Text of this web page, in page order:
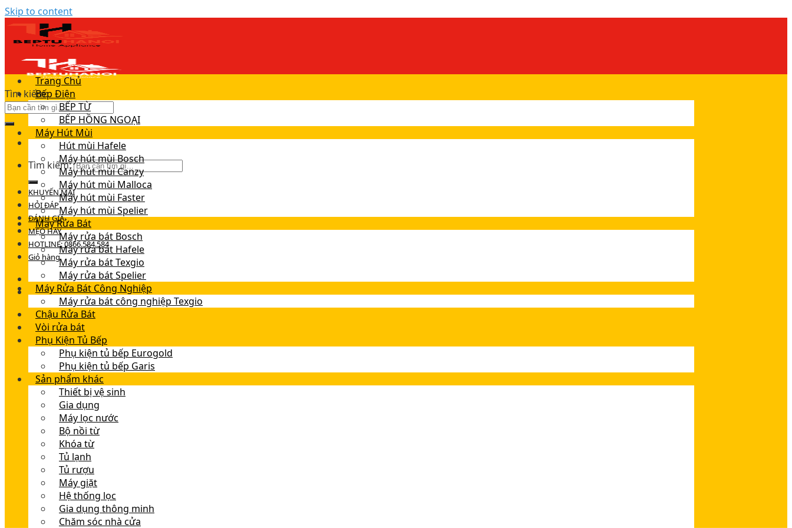
Skip to content
Tìm kiếm:
Tìm kiếm:
KHUYẾN MÃI
HỎI ĐÁP
ĐÁNH GIÁ
MẸO HAY
HOTLINE: 0866.584.584
Giỏ hàng
Trang Chủ
Bếp Điện
BẾP TỪ
BẾP HỒNG NGOẠI
Máy Hút Mùi
Hút mùi Hafele
Máy hút mùi Bosch
Máy hút mùi Canzy
Máy hút mùi Malloca
Máy hút mùi Faster
Máy hút mùi Spelier
Máy Rửa Bát
Máy rửa bát Bosch
Máy rửa bát Hafele
Máy rửa bát Texgio
Máy rửa bát Spelier
Máy Rửa Bát Công Nghiệp
Máy rửa bát công nghiệp Texgio
Chậu Rửa Bát
Vòi rửa bát
Phụ Kiện Tủ Bếp
Phụ kiện tủ bếp Eurogold
Phụ kiện tủ bếp Garis
Sản phẩm khác
Thiết bị vệ sinh
Gia dụng
Máy lọc nước
Bộ nồi từ
Khóa từ
Tủ lạnh
Tủ rượu
Máy giặt
Hệ thống lọc
Gia dụng thông minh
Chăm sóc nhà cửa